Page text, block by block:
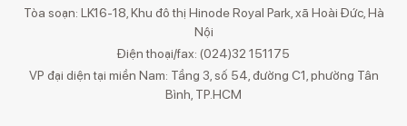
Tòa soạn: LK16-18, Khu đô thị Hinode Royal Park, xã Hoài Đức, Hà
Nội
Điện thoại/fax: (024)32 151175
VP đại diện tại miền Nam: Tầng 3, số 54, đường C1, phường Tân
Bình, TP.HCM